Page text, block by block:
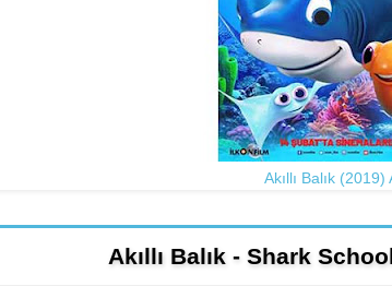
Akıllı Balık (2019)
Akıllı Balık - Shark